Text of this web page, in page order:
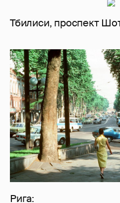
Тбилиси, проспект
Рига: